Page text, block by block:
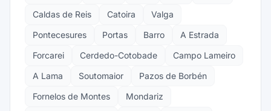
Caldas de Reis
Catoira
Valga
Pontecesures
Portas Barro
A Estrada
Forcarei
Cerdedo-Cotobade
Campo Lameiro
A Lama
Soutomaior
Pazos de Borbén
Fornelos de Montes
Mondariz